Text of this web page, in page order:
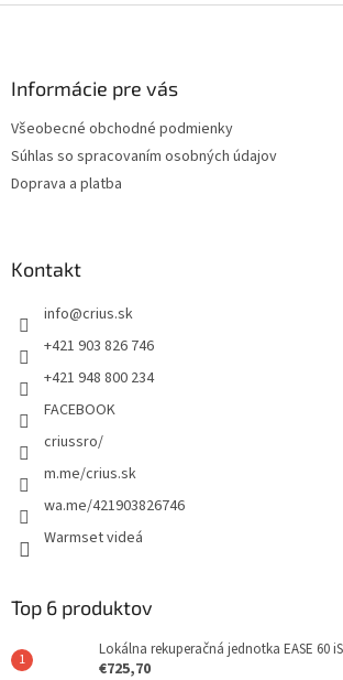
Informácie pre vás
Všeobecné obchodné podmienky
Súhlas so spracovaním osobných údajov
Doprava a platba
Kontakt
info@crius.sk
+421 903 826 746
+421 948 800 234
FACEBOOK
criussro/
m.me/crius.sk
wa.me/421903826746
Warmset videá
Top 6 produktov
Lokálna rekuperačná jednotka EASE 60
€725,70